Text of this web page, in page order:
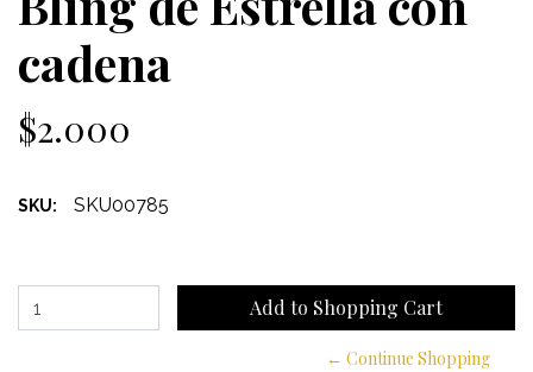
cadena
$2.000
SKU: SKU00785
← Continue Shopping